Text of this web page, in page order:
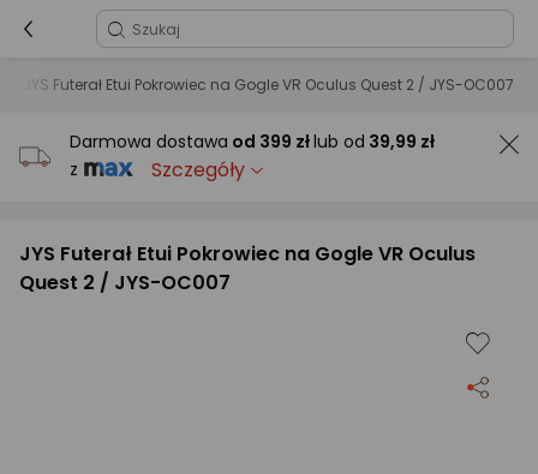
JYS Futerał Etui Pokrowiec na Gogle VR Oculus Quest 2 / JYS-OC007
Darmowa dostawa od 399 złlub od 39,99 zł
z
Szczegóły
JYS Futerał Etui Pokrowiec na Gogle VR Oculus
Quest 2 / JYS-OC007